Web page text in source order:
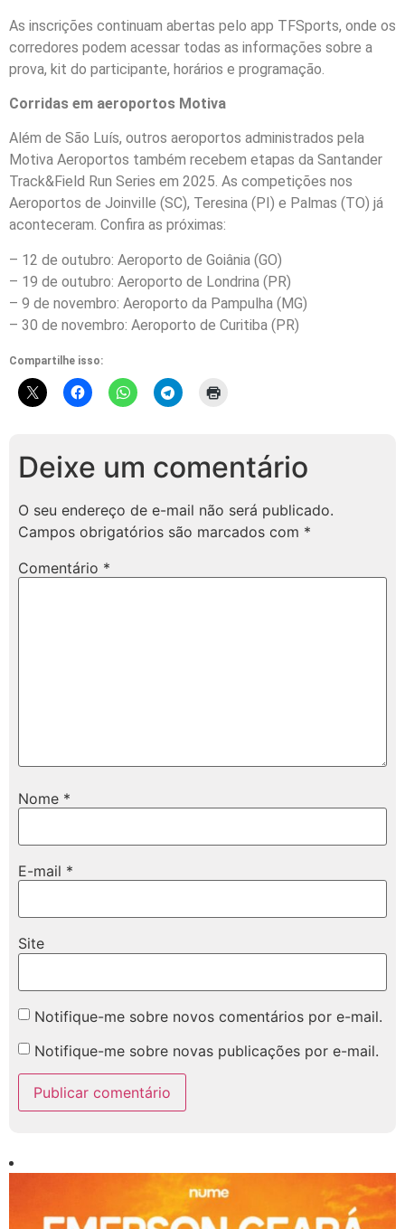
As inscrições continuam abertas pelo app TFSports, onde os
corredores podem acessar todas as informações sobre a
prova, kit do participante, horários e programação.
Corridas em aeroportos Motiva
Além de São Luís, outros aeroportos administrados pela
Motiva Aeroportos também recebem etapas da Santander
Track&Field Run Series em 2025. As competições nos
Aeroportos de Joinville (SC), Teresina (PI) e Palmas (TO) já
aconteceram. Confira as próximas:
– 12 de outubro: Aeroporto de Goiânia (GO)
– 19 de outubro: Aeroporto de Londrina (PR)
– 9 de novembro: Aeroporto da Pampulha (MG)
– 30 de novembro: Aeroporto de Curitiba (PR)
Compartilhe isso:
Deixe um comentário
O seu endereço de e-mail não será publicado.
Campos obrigatórios são marcados com *
Comentário *
Nome *
E-mail *
Site
Notifique-me sobre novos comentários por e-mail.
Notifique-me sobre novas publicações por e-mail.